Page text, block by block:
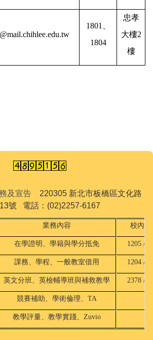
1801
1804
忠孝
大樓2
樓
及宣告 220305 新北市板橋區文化路
號 電話：(02)2257-6167
業務內容 校內
在學證明、學籍與學分抵免 1205 /
課務、學程、一般教室借用 1204 /
英文分班、英檢輔導班與補救教學 2378 /
競賽補助、學術倫理、TA
教學評量、教學實踐、Zuvio